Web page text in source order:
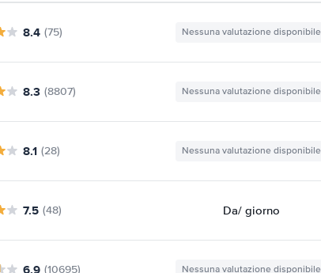
8.4 (75) Nessuna valutazione disponibile
8.3 (8807) Nessuna valutazione disponibile
8.1 (28) Nessuna valutazione disponibile
7.5 (48) Da/ giorno
(10695) Nessuna valutazione disponibile